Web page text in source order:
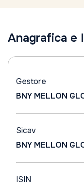
Anagrafica e
Gestore
BNY MELLON
Sicav
BNY MELLON
ISIN